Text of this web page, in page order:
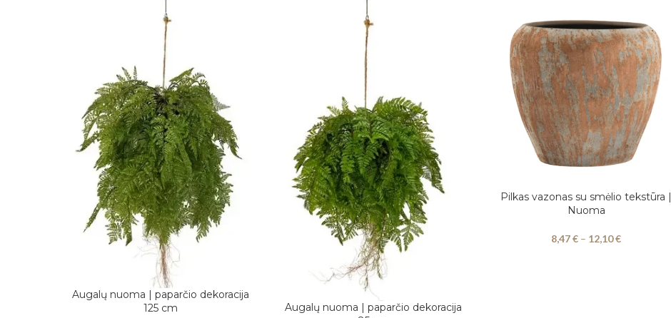
Į KREPŠELĮ
Augalų nuoma | paparčio dekoracija
125 cm
Į KREPŠELĮ
Augalų nuoma | paparčio dekoracija
PASIRINKITE DATAS
Pilkas vazonas su smėlio tekstūra |
Nuoma
8,47€ – 12,10€